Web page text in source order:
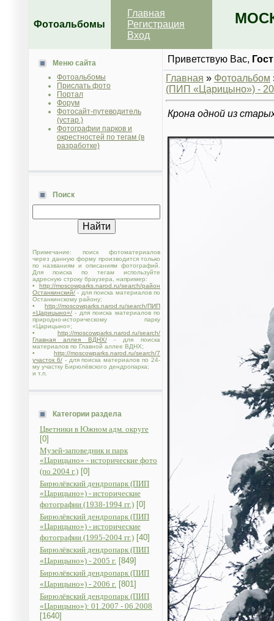
Фотоальбомы
Главная
Регистрация
Вход
Меню сайта
Фотоальбомы
Прислать фото
Портал
Форум
Фотосайт-путеводитель
(устар.)
Фотографии парков и
окрестностей по тегам (в
разработке)
Поиск
Примечание: поиск фотоматериалов
через данную форму производится только
по названиям и описаниям фотографий.
Для поиска по тегам используйте
адресную строку браузера, например:
• http://moscowparks.narod.ru/search/район
Останкинский/ - для поиска материалов по
Останкинскому району;
• http://moscowparks.narod.ru/search/ПИП
«Царицыно»/ - для поиска материалов по
природно-историческому парку
«Царицыно»;
• http://moscowparks.narod.ru/search/
Главная аллея ВДНХ/- для поиска
материалов по Главной аллее ВДНХ;
• http://moscowparks.narod.ru/search/7
участок 6/- для поиска материалов по 24-
му участку Бирюлёвского дендропарка;
и т.п.
Категории раздела
Цветники в Южном адм. округе
[0]
Музей-заповедник и парк
«Царицыно» - исторические фото
(по 2004 г.) [0]
Бирюлёвский дендропарк (ПИП
«Царицыно») - исторические
фотографии (1938-1994 гг.) [0]
Бирюлёвский дендропарк (ПИП
«Царицыно») - исторические
фотографии (1995-2004 гг.) [40]
Бирюлёвский дендропарк (ПИП
«Царицыно») - 2005 г. [849]
Бирюлёвский дендропарк (ПИП
«Царицыно») - 2006 г. [801]
Бирюлёвский дендропарк (ПИП
«Царицыно»): 01.2007 - 06.2008
[1640]
Приветствую Вас,
Главная » Фотоальбом
(ПИП «Царицыно») -
Крона одной из